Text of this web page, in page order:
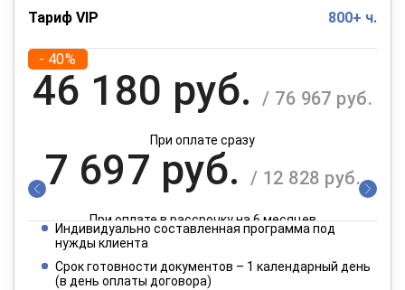
Тариф VIP 800+ ч.
- 40%
46 180 руб. / 76 967 руб.
При оплате сразу
7 697 руб. / 12 828 руб.
При оплате в рассрочку на 6 месяцев
3 849 руб. / 6 414 руб.
Индивидуально составленная программа под
нужды клиента
Срок готовности документов – 1 календарный день
(в день оплаты договора)